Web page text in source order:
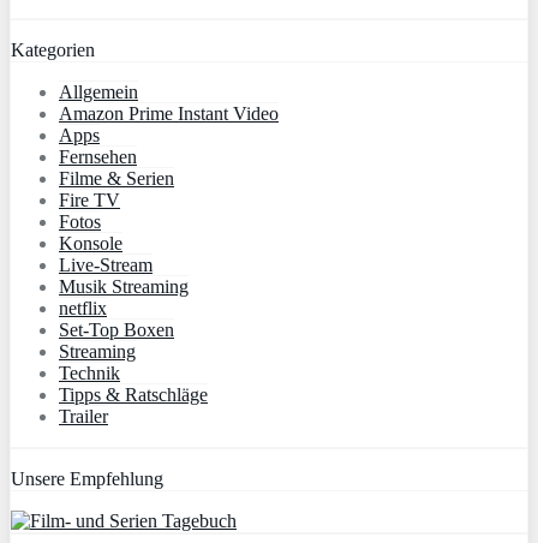
Kategorien
Allgemein
Amazon Prime Instant Video
Apps
Fernsehen
Filme & Serien
Fire TV
Fotos
Konsole
Live-Stream
Musik Streaming
netflix
Set-Top Boxen
Streaming
Technik
Tipps & Ratschläge
Trailer
Unsere Empfehlung